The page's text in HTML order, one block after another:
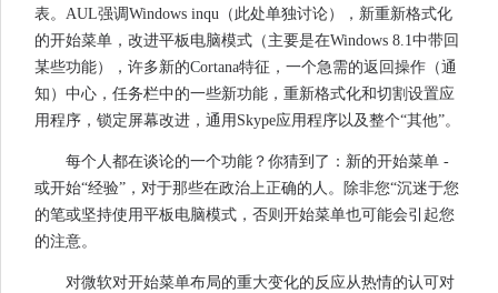
表。AUL强调Windows inqu（此处单独讨论），新重新格式化
的开始菜单，改进平板电脑模式（主要是在Windows 8.1中带回
某些功能），许多新的Cortana特征，一个急需的返回操作（通
知）中心，任务栏中的一些新功能，重新格式化和切割设置应
用程序，锁定屏幕改进，通用Skype应用程序以及整个“其他”。
每个人都在谈论的一个功能？你猜到了：新的开始菜单 -
或开始“经验”，对于那些在政治上正确的人。除非您“沉迷于您
的笔或坚持使用平板电脑模式，否则开始菜单也可能会引起您
的注意。
对微软对开始菜单布局的重大变化的反应从热情的认可对